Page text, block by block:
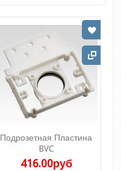
Подрозетная Пластина
BVC
416.00руб